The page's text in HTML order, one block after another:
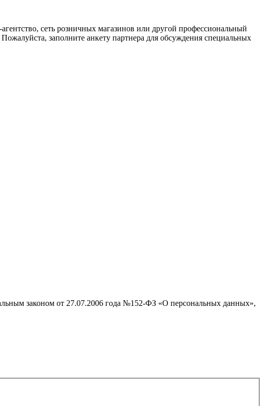
сеть розничных магазинов или другой профессиональный
заполните анкету партнера для обсуждения специальных
законом от 27.07.2006 года №152-ФЗ «О персональных данных»,